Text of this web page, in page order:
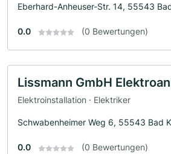
Eberhard-Anheuser-Str. 14, 55543
0.0 (0 Bewertungen)
Lissmann GmbH
Elektroinstallation · Elektriker
Schwabenheimer Weg 6, 55543 Bad
0.0 (0 Bewertungen)